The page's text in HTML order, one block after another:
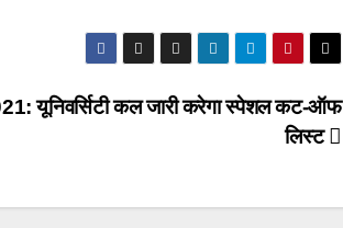
यूनिवर्सिटी कल जारी करेगा स्पेशल कट-ऑफ
लिस्ट